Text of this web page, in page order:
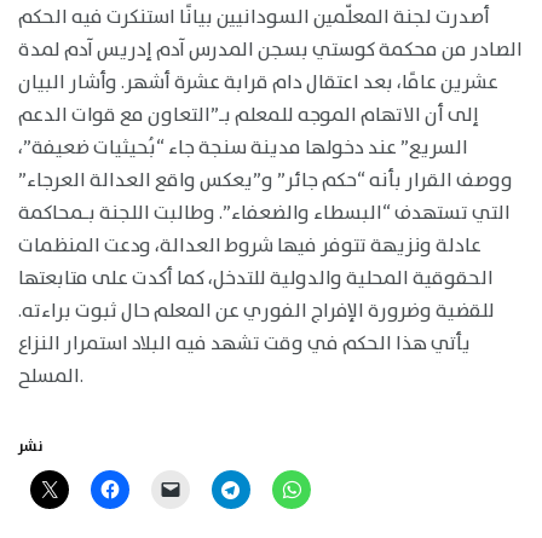
أصدرت لجنة المعلّمين السودانيين بيانًا استنكرت فيه الحكم
الصادر من محكمة كوستي بسجن المدرس آدم إدريس آدم لمدة
عشرين عامًا، بعد اعتقال دام قرابة عشرة أشهر.وأشار البيان
إلى أن الاتهام الموجه للمعلم بـ”التعاون مع قوات الدعم
السريع” عند دخولها مدينة سنجة جاء “بُحيثيات ضعيفة”،
ووصف القرار بأنه “حكم جائر” و”يعكس واقع العدالة العرجاء”
التي تستهدف “البسطاء والضعفاء”.وطالبت اللجنة بـمحاكمة
عادلة ونزيهة تتوفر فيها شروط العدالة، ودعت المنظمات
الحقوقية المحلية والدولية للتدخل، كما أكدت على متابعتها
للقضية وضرورة الإفراج الفوري عن المعلم حال ثبوت براءته.
يأتي هذا الحكم في وقت تشهد فيه البلاد استمرار النزاع
المسلح.
نشر